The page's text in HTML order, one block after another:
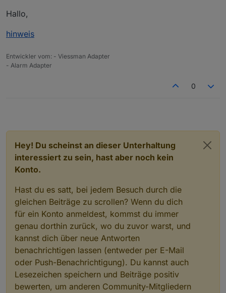
Hallo,
hinweis
Entwickler vom: - Viessman Adapter
- Alarm Adapter
0
Hey! Du scheinst an dieser Unterhaltung
interessiert zu sein, hast aber noch kein
Konto.
Hast du es satt, bei jedem Besuch durch die
gleichen Beiträge zu scrollen? Wenn du dich
für ein Konto anmeldest, kommst du immer
genau dorthin zurück, wo du zuvor warst, und
kannst dich über neue Antworten
benachrichtigen lassen (entweder per E-Mail
oder Push-Benachrichtigung). Du kannst auch
Lesezeichen speichern und Beiträge positiv
bewerten, um anderen Community-Mitgliedern